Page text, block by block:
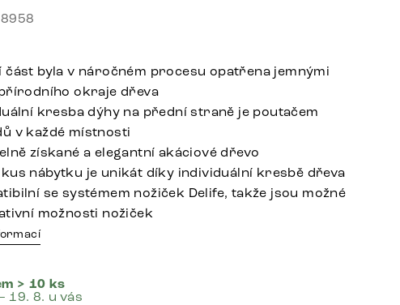
část byla v náročném procesu opatřena jemnými
okraje dřeva
kresba dýhy na přední straně je poutačem
v každé místnosti
získané a elegantní akáciové dřevo
kus nábytku je unikát díky individuální kresbě dřeva
se systémem nožiček Delife, takže jsou možné
možnosti nožiček
> 10 ks
19. 8. u vás